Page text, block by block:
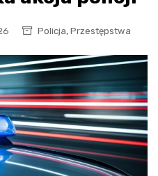
Policja, Przestępstwa